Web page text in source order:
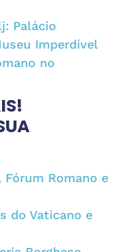
Palácio
Imperdível
no
Romano e
do Vaticano e